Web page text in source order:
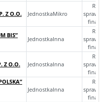
Z O.O. JednostkaMikro
BIS”
JednostkaInna
Z O.O. JednostkaInna
JednostkaInna